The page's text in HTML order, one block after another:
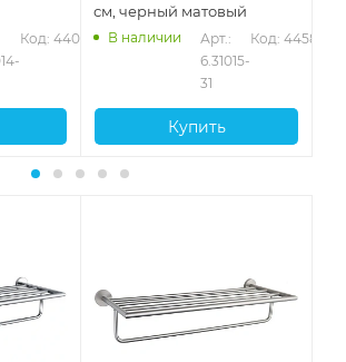
Код: 44074
см, черный матовый
В наличии
Арт.:
6.31015-
31
Код: 44580
Купить